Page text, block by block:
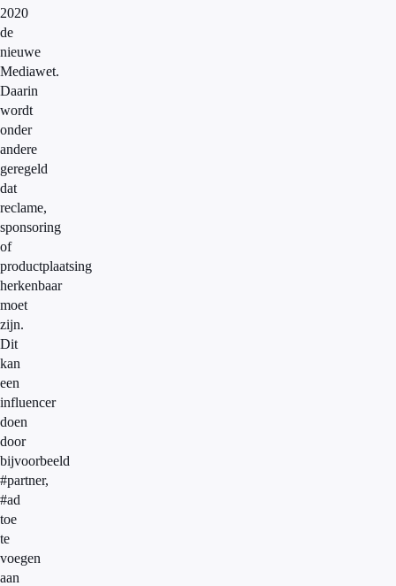
2020
de
nieuwe
Mediawet.
Daarin
wordt
onder
andere
geregeld
dat
reclame,
sponsoring
of
productplaatsing
herkenbaar
moet
zijn.
Dit
kan
een
influencer
doen
door
bijvoorbeeld
#partner,
#ad
toe
te
voegen
aan